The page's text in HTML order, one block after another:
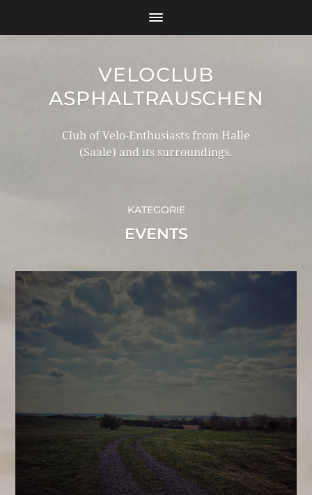
VELOCLUB
ASPHALTRAUSCHEN
Club of Velo-Enthusiasts from Halle
(Saale) and its surroundings.
KATEGORIE
EVENTS